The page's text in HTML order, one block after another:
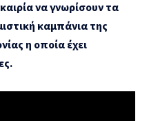
να γνωρίσουν τα
καμπάνια της
η οποία έχει